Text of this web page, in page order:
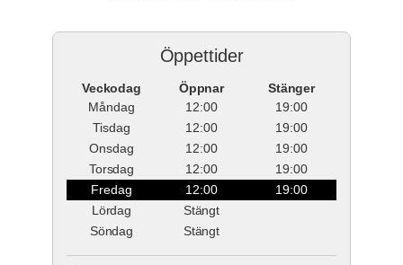
Öppettider
Veckodag Öppnar
Stänger
Måndag
12:00
19:00
Tisdag
12:00
19:00
Onsdag
12:00
19:00
Torsdag
12:00
19:00
Fredag
12:00
19:00
Lördag
Stängt
Söndag
Stängt